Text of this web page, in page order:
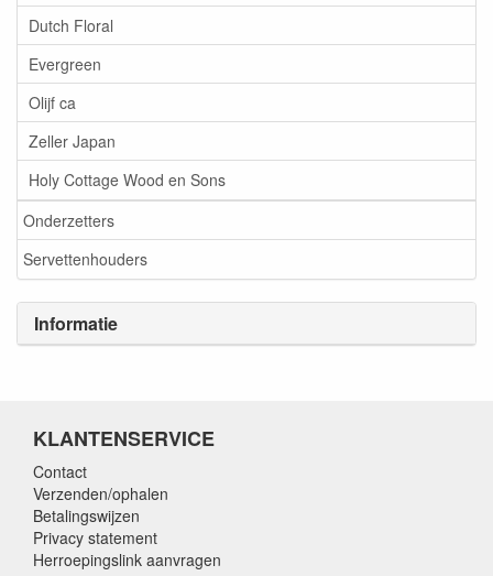
Dutch Floral
Evergreen
Olijf ca
Zeller Japan
Holy Cottage Wood en Sons
Onderzetters
Servettenhouders
Informatie
KLANTENSERVICE
Contact
Verzenden/ophalen
Betalingswijzen
Privacy statement
Herroepingslink aanvragen